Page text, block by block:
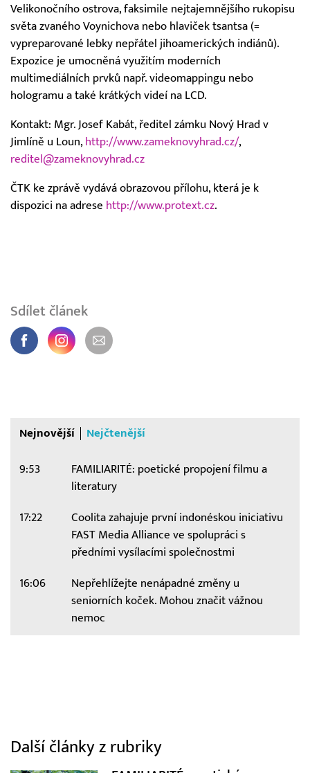
Velikonočního ostrova, faksimile nejtajemnějšího rukopisu
světa zvaného Voynichova nebo hlaviček tsantsa (=
vypreparované lebky nepřátel jihoamerických indiánů).
Expozice je umocněná využitím moderních
multimediálních prvků např. videomappingu nebo
hologramu a také krátkých videí na LCD.
Kontakt: Mgr. Josef Kabát, ředitel zámku Nový Hrad v
Jimlíně u Loun, http://www.zameknovyhrad.cz/,
reditel@zameknovyhrad.cz
ČTK ke zprávě vydává obrazovou přílohu, která je k
dispozici na adrese http://www.protext.cz.
Sdílet článek
Nejnovější Nejčtenější
9:53
FAMILIARITÉ: poetické propojení filmu a
literatury
17:22
Coolita zahajuje první indonéskou iniciativu
FAST Media Alliance ve spolupráci s
předními vysílacími společnostmi
16:06
Nepřehlížejte nenápadné změny u
seniorních koček. Mohou značit vážnou
nemoc
Další články z rubriky